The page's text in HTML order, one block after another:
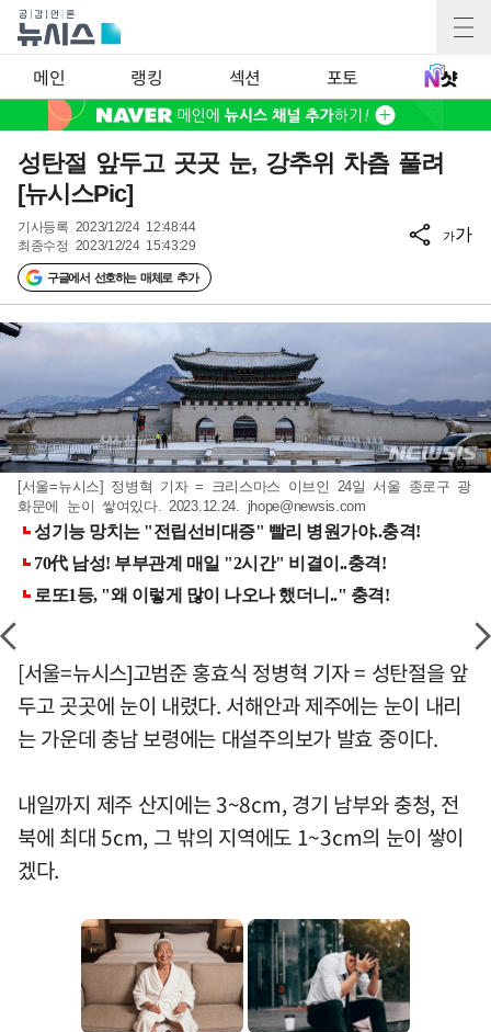
메인 랭킹 섹션 포토
성탄절 앞두고 곳곳 눈, 강추위 차츰 풀려
[뉴시스Pic]
기사등록 2023/12/24 12:48:44
최종수정 2023/12/24 15:43:29
구글에서 선호하는 매체로 추가
가가
[서울=뉴시스] 정병혁 기자 = 크리스마스 이브인 24일 서울 종로구 광
화문에 눈이 쌓여있다. 2023.12.24. jhope@newsis.com
[서울=뉴시스]고범준 홍효식 정병혁 기자 = 성탄절을 앞
두고 곳곳에 눈이 내렸다. 서해안과 제주에는 눈이 내리
는 가운데 충남 보령에는 대설주의보가 발효 중이다.
내일까지 제주 산지에는 3~8cm, 경기 남부와 충청, 전
북에 최대 5cm, 그 밖의 지역에도 1~3cm의 눈이 쌓이
겠다.